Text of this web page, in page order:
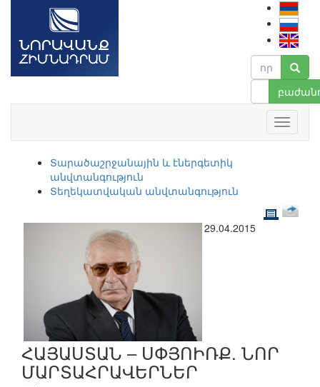
Տարածաշրջանային և էներգետիկ
անվտանգություն
Տեղեկատվական անվտանգություն
29.04.2015
ՀԱՅԱՍՏԱՆ – ՍՓՅՈԻՌՔ. ՆՈՐ
ՄԱՐՏԱՀՐԱՎԵՐՆԵՐ